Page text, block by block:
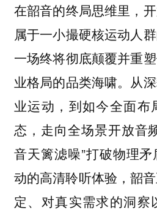
在韶音的终局思维里，
属于一小撮硬核运动人
一场终将彻底颠覆并重
业格局的品类海啸。从
业运动，到如今全面布
态，走向全场景开放音
音天篱滤噪”打破物理
动的高清聆听体验，韶
定、对真实需求的洞察